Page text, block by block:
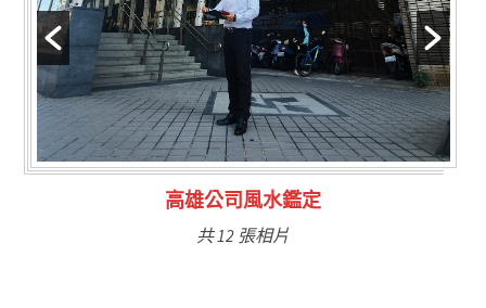
林氏福主量子生基造命
共 6 張相片